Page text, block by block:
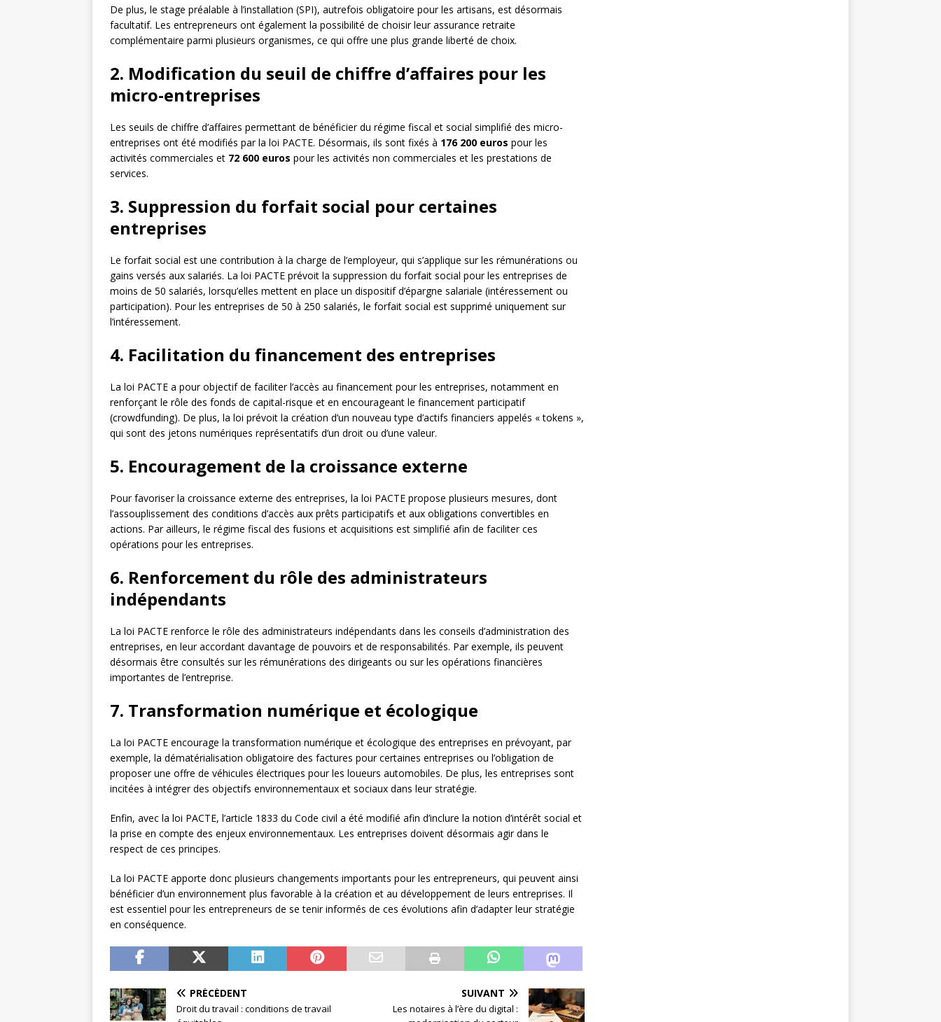
De plus, le stage préalable à l’installation (SPI), autrefois obligatoire pour les artisans, est désormais
facultatif. Les entrepreneurs ont également la possibilité de choisir leur assurance retraite
complémentaire parmi plusieurs organismes, ce qui offre une plus grande liberté de choix.
2. Modification du seuil de chiffre d’affaires pour les
micro-entreprises
Les seuils de chiffre d’affaires permettant de bénéficier du régime fiscal et social simplifié des micro-
entreprises ont été modifiés par la loi PACTE. Désormais, ils sont fixés à 176 200 euros pour les
activités commerciales et 72 600 euros pour les activités non commerciales et les prestations de
services.
3. Suppression du forfait social pour certaines
entreprises
Le forfait social est une contribution à la charge de l’employeur, qui s’applique sur les rémunérations ou
gains versés aux salariés. La loi PACTE prévoit la suppression du forfait social pour les entreprises de
moins de 50 salariés, lorsqu’elles mettent en place un dispositif d’épargne salariale (intéressement ou
participation). Pour les entreprises de 50 à 250 salariés, le forfait social est supprimé uniquement sur
l’intéressement.
4. Facilitation du financement des entreprises
La loi PACTE a pour objectif de faciliter l’accès au financement pour les entreprises, notamment en
renforçant le rôle des fonds de capital-risque et en encourageant le financement participatif
(crowdfunding). De plus, la loi prévoit la création d’un nouveau type d’actifs financiers appelés « tokens »,
qui sont des jetons numériques représentatifs d’un droit ou d’une valeur.
5. Encouragement de la croissance externe
Pour favoriser la croissance externe des entreprises, la loi PACTE propose plusieurs mesures, dont
l’assouplissement des conditions d’accès aux prêts participatifs et aux obligations convertibles en
actions. Par ailleurs, le régime fiscal des fusions et acquisitions est simplifié afin de faciliter ces
opérations pour les entreprises.
6. Renforcement du rôle des administrateurs
indépendants
La loi PACTE renforce le rôle des administrateurs indépendants dans les conseils d’administration des
entreprises, en leur accordant davantage de pouvoirs et de responsabilités. Par exemple, ils peuvent
désormais être consultés sur les rémunérations des dirigeants ou sur les opérations financières
importantes de l’entreprise.
7. Transformation numérique et écologique
La loi PACTE encourage la transformation numérique et écologique des entreprises en prévoyant, par
exemple, la dématérialisation obligatoire des factures pour certaines entreprises ou l’obligation de
proposer une offre de véhicules électriques pour les loueurs automobiles. De plus, les entreprises sont
incitées à intégrer des objectifs environnementaux et sociaux dans leur stratégie.
Enfin, avec la loi PACTE, l’article 1833 du Code civil a été modifié afin d’inclure la notion d’intérêt social et
la prise en compte des enjeux environnementaux. Les entreprises doivent désormais agir dans le
respect de ces principes.
La loi PACTE apporte donc plusieurs changements importants pour les entrepreneurs, qui peuvent ainsi
bénéficier d’un environnement plus favorable à la création et au développement de leurs entreprises. Il
est essentiel pour les entrepreneurs de se tenir informés de ces évolutions afin d’adapter leur stratégie
en conséquence.
PRÉCÉDENT
Droit du travail : conditions de travail
SUIVANT
Les notaires à l’ère du digital :